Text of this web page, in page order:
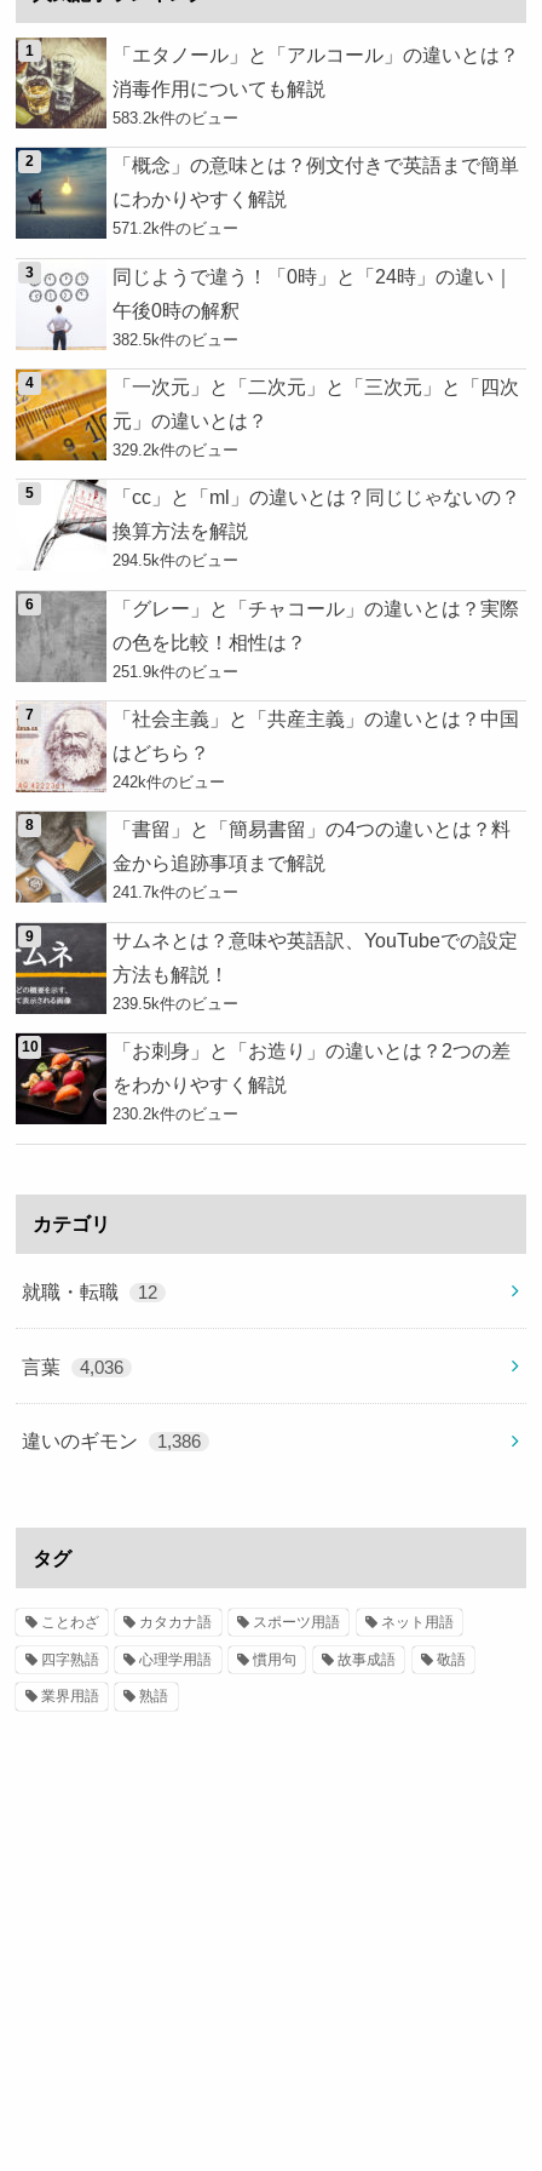
「エタノール」と「アルコール」の違いとは？
消毒作用についても解説
583.2k件のビュー
「概念」の意味とは？例文付きで英語まで簡単
にわかりやすく解説
571.2k件のビュー
同じようで違う！「0時」と「24時」の違い｜
午後0時の解釈
382.5k件のビュー
「一次元」と「二次元」と「三次元」と「四次
元」の違いとは？
329.2k件のビュー
「cc」と「ml」の違いとは？同じじゃないの？
換算方法を解説
294.5k件のビュー
「グレー」と「チャコール」の違いとは？実際
の色を比較！相性は？
251.9k件のビュー
「社会主義」と「共産主義」の違いとは？中国
はどちら？
242k件のビュー
「書留」と「簡易書留」の4つの違いとは？料
金から追跡事項まで解説
241.7k件のビュー
サムネとは？意味や英語訳、YouTubeでの設定
方法も解説！
239.5k件のビュー
「お刺身」と「お造り」の違いとは？2つの差
をわかりやすく解説
230.2k件のビュー
カテゴリ
就職・転職 12
言葉 4,036
違いのギモン 1,386
タグ
ことわざ カタカナ語 スポーツ用語 ネット用語
四字熟語 心理学用語 慣用句 故事成語 敬語
業界用語 熟語